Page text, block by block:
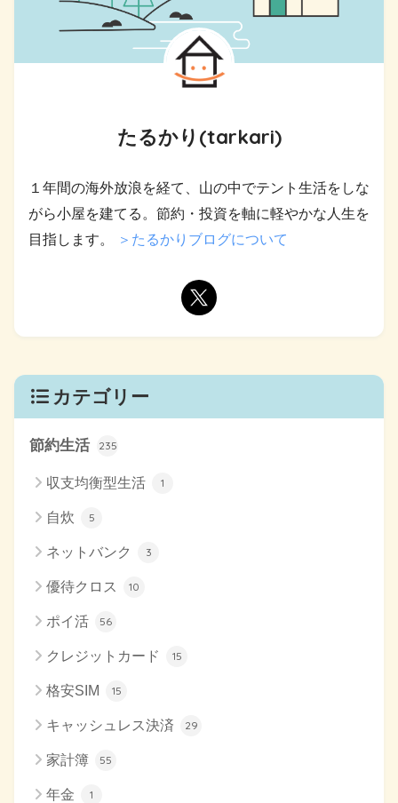
たるかり(tarkari)
１年間の海外放浪を経て、山の中でテント生活をしな
がら小屋を建てる。節約・投資を軸に軽やかな人生を
目指します。
＞たるかりブログについて
カテゴリー
節約生活 235
収支均衡型生活 1
自炊 5
ネットバンク 3
優待クロス 10
ポイ活 56
クレジットカード 15
格安SIM 15
キャッシュレス決済 29
家計簿 55
年金 1